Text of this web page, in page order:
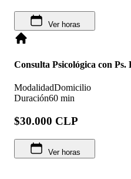
Ver horas
Consulta Psicológica con Ps.
ModalidadDomicilio
Duración60 min
$30.000 CLP
Ver horas